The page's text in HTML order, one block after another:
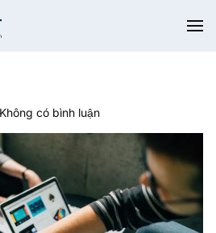
Không có bình luận